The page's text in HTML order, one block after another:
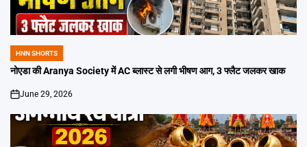
POSTED
IN
HNN SHORTS
नोएडा की Aranya Society में AC ब्लास्ट से लगी भीषण आग, 3 फ्लैट जलकर खाक
on
June 29, 2026